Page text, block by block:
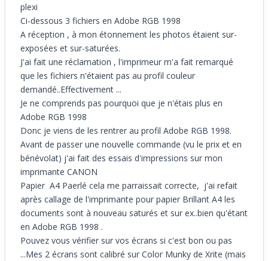
plexi
Ci-dessous 3 fichiers en Adobe RGB 1998
A réception , à mon étonnement les photos étaient sur-
exposées et sur-saturées.
J'ai fait une réclamation , l'imprimeur m'a fait remarqué
que les fichiers n'étaient pas au profil couleur
demandé..Effectivement ...
Je ne comprends pas pourquoi que je n'étais plus en
Adobe RGB 1998
Donc je viens de les rentrer au profil Adobe RGB 1998.
Avant de passer une nouvelle commande (vu le prix et en
bénévolat) j'ai fait des essais d'impressions sur mon
imprimante CANON
Papier A4 Paerlé cela me parraissait correcte, j'ai refait
après callage de l'imprimante pour papier Brillant A4 les
documents sont à nouveau saturés et sur ex..bien qu'étant
en Adobe RGB 1998 .
Pouvez vous vérifier sur vos écrans si c'est bon ou pas
...Mes 2 écrans sont calibré sur Color Munky de Xrite (mais